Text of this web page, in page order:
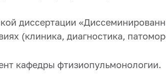
диссертации
(клиника, диагностика,
кафедры фтизиопульмонологии.